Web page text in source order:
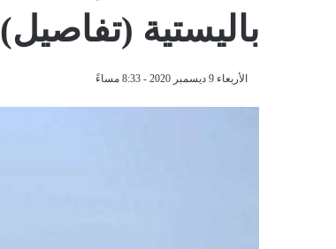
باليستية (تفاصيل)
الأربعاء 9 ديسمبر 2020 - 8:33 مساءً